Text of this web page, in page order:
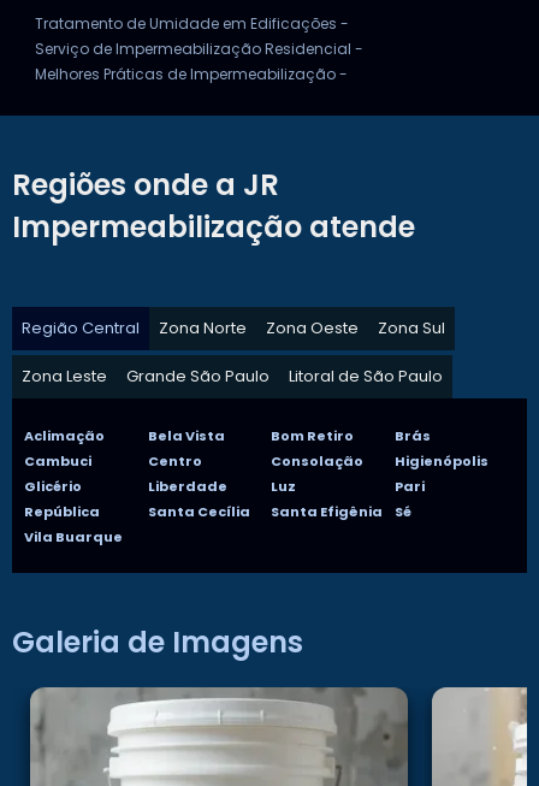
Tratamento de Umidade em Edificações -
Serviço de Impermeabilização Residencial -
Melhores Práticas de Impermeabilização -
Regiões onde a JR
Impermeabilização atende
Região Central Zona Norte Zona Oeste Zona Sul
Zona Leste Grande São Paulo Litoral de São Paulo
Aclimação Bela Vista Bom Retiro
Brás
Cambuci
Centro Consolação
Higienópolis
Glicério
Liberdade Luz
Pari
República
Santa Cecília Santa Efigênia
Sé
Vila Buarque
Galeria de Imagens